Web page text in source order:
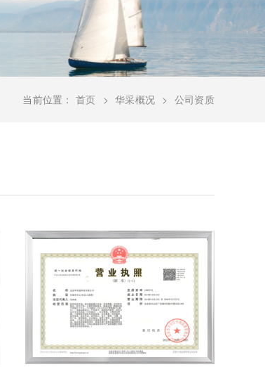
当前位置： 首页 华采概况 公司资质